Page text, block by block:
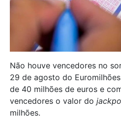
Não houve vencedores no
29 de agosto do
de 40 milhões de euros e
vencedores o valor do
milhões.